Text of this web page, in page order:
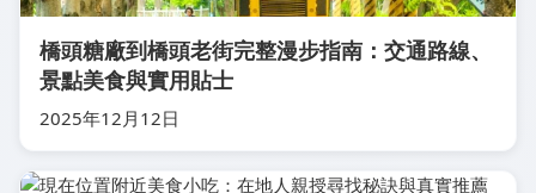
橋頭糖廠到橋頭老街完整漫步指南：交通路線、
景點美食與實用貼士
2025年12月12日